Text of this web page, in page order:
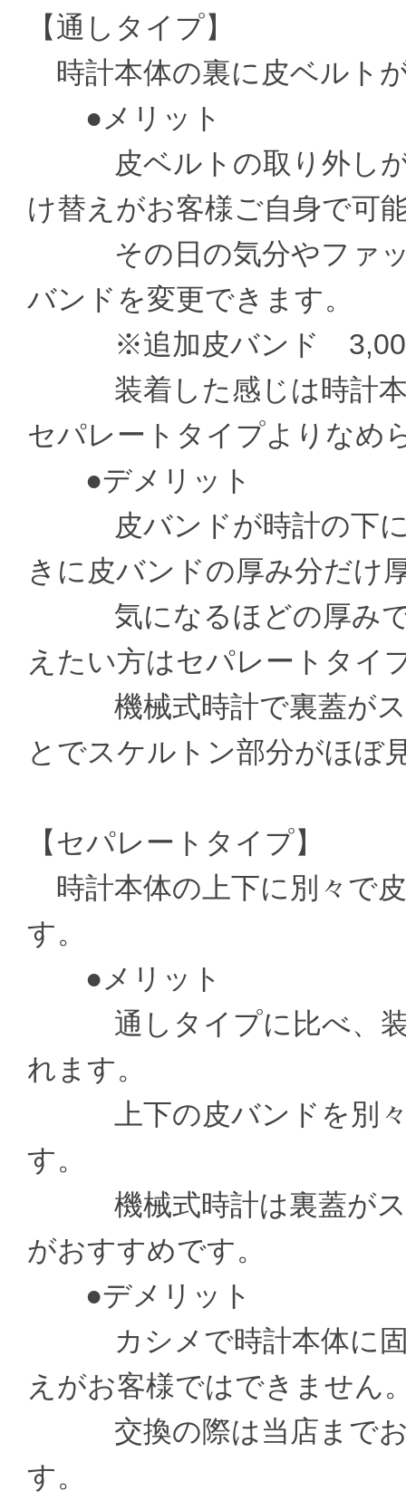
【通しタイプ】
時計本体の裏に皮ベルト
●メリット
皮ベルトの取り外しが
け替えがお客様ご自身で可
その日の気分やファッ
バンドを変更できます。
※追加皮バンド 3,000
装着した感じは時計本
セパレートタイプよりなめ
●デメリット
皮バンドが時計の下に
きに皮バンドの厚み分だけ
気になるほどの厚みで
えたい方はセパレートタイ
機械式時計で裏蓋がス
とでスケルトン部分がほぼ
【セパレートタイプ】
時計本体の上下に別々で
す。
●メリット
通しタイプに比べ、装
れます。
上下の皮バンドを別々
す。
機械式時計は裏蓋がス
がおすすめです。
●デメリット
カシメで時計本体に固
えがお客様ではできません
交換の際は当店までお
す。